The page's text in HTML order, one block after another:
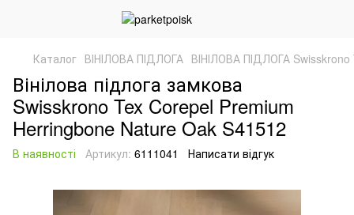
Каталог ВІНІЛОВА ПІДЛОГА ВІНІЛОВА ПІДЛОГА Swisskrono
Вінілова підлога замкова
Swisskrono Tex Corepel Premium
Herringbone Nature Oak S41512
В наявності Артикул: 6111041 Написати відгук